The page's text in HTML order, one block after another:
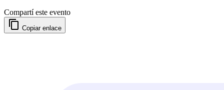
Compartí este evento
Copiar enlace